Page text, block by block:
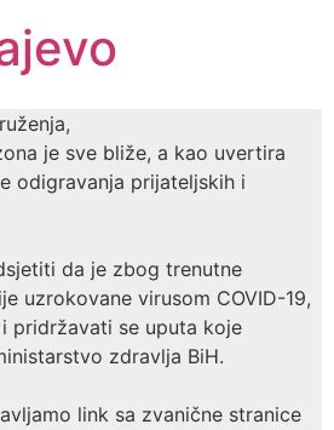
je sve bliže, a kao uvertira
odigravanja prijateljskih i
da je zbog trenutne
uzrokovane virusom COVID-19,
pridržavati se uputa koje
zdravlja BiH.
link sa zvanične stranice